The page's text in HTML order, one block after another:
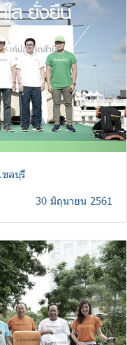
ลบุรี
30 มิถุนายน 2561